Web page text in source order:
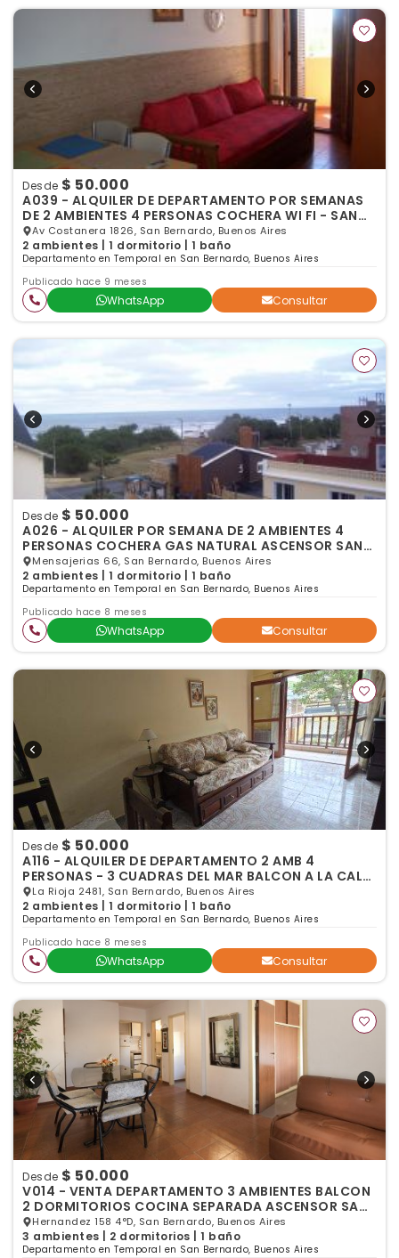
Desde $ 50.000
A039 - ALQUILER DE DEPARTAMENTO POR SEMANAS
DE 2 AMBIENTES 4 PERSONAS COCHERA WI FI - SAN
BERNARDO
Av Costanera 1826, San Bernardo, Buenos Aires
2 ambientes | 1 dormitorio | 1 baño
Departamento en Temporal en San Bernardo, Buenos Aires
Publicado hace 9 meses
WhatsApp Consultar
Desde $ 50.000
A026 - ALQUILER POR SEMANA DE 2 AMBIENTES 4
PERSONAS COCHERA GAS NATURAL ASCENSOR SAN
BERNARDO
Mensajerias 66, San Bernardo, Buenos Aires
2 ambientes | 1 dormitorio | 1 baño
Departamento en Temporal en San Bernardo, Buenos Aires
Publicado hace 8 meses
WhatsApp Consultar
Desde $ 50.000
A116 - ALQUILER DE DEPARTAMENTO 2 AMB 4
PERSONAS - 3 CUADRAS DEL MAR BALCON A LA CALLE
SAN BERNARDO
La Rioja 2481, San Bernardo, Buenos Aires
2 ambientes | 1 dormitorio | 1 baño
Departamento en Temporal en San Bernardo, Buenos Aires
Publicado hace 8 meses
WhatsApp Consultar
Desde $ 50.000
V014 - VENTA DEPARTAMENTO 3 AMBIENTES BALCON
2 DORMITORIOS COCINA SEPARADA ASCENSOR SAN
BERNARDO
Hernandez 158 4°D, San Bernardo, Buenos Aires
3 ambientes | 2 dormitorios | 1 baño
Departamento en Temporal en San Bernardo, Buenos Aires